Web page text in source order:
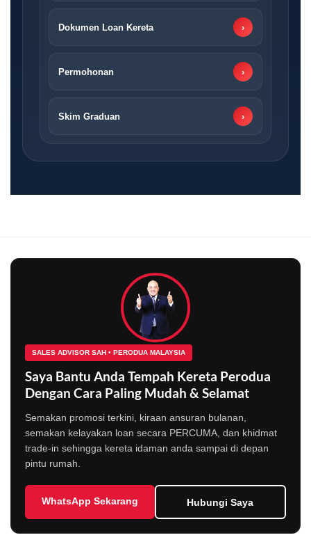
Dokumen Loan Kereta ›
Permohonan ›
Skim Graduan ›
SALES ADVISOR SAH • PERODUA MALAYSIA
Saya Bantu Anda Tempah Kereta Perodua
Dengan Cara Paling Mudah & Selamat
Semakan promosi terkini, kiraan ansuran bulanan,
semakan kelayakan loan secara PERCUMA, dan khidmat
trade-in sehingga kereta idaman anda sampai di depan
pintu rumah.
WhatsApp Sekarang Hubungi Saya